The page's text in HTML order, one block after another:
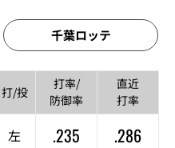
千葉ロッテ
打/投
打率/
防御率
直近
打率
左 .235
.286